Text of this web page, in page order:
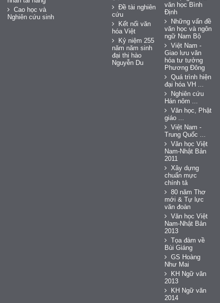
Cao học và
Nghiên cứu sinh
Đề tài nghiên
cứu
Kết nối văn
hóa Việt
Kỷ niệm 255
năm năm sinh
đại thi hào
Nguyễn Du
văn học Bình
Định
Những vấn đề
văn học và ngôn
ngữ Nam Bộ
Việt Nam -
Giao lưu văn
hóa tư tưởng
Phương Đông
Quá trình hiện
đại hóa VH ...
Nghiên cứu
Hán nôm ...
Văn học, Phật
giáo ...
Việt Nam -
Trung Quốc ...
Văn học Việt
Nam-Nhật Bản
2011
Xây dựng
chuẩn mực
chính tả
80 năm Thơ
mới & Tự lực
văn đoàn
Văn học Việt
Nam-Nhật Bản
2013
Tọa đàm về
Bùi Giáng
GS Hoàng
Như Mai
KH Ngữ văn
2013
KH Ngữ văn
2014